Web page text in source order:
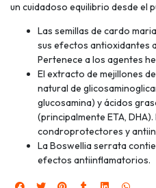
un cuidadoso equilibrio desde el
Las semillas de cardo
sus efectos antioxidantes
Pertenece a los agentes
El extracto de mejillones
natural de
glucosamina) y ácidos
(principalmente ETA,
condroprotectores y
La Boswellia serrata
efectos antiinflamatorios.